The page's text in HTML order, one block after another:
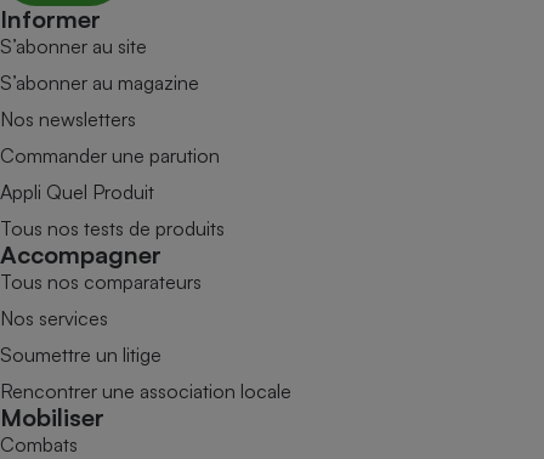
Informer
S’abonner au site
S’abonner au magazine
Nos newsletters
Commander une parution
Appli Quel Produit
Tous nos tests de produits
Accompagner
Tous nos comparateurs
Nos services
Soumettre un litige
Rencontrer une association locale
Mobiliser
Combats